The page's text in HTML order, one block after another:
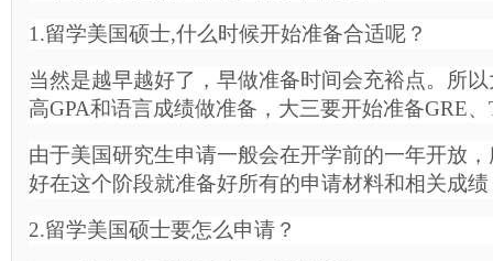
1.留学美国硕士,什么时候开始准备合适呢？
当然是越早越好了，早做准备时间会充裕点。所
高GPA和语言成绩做准备，大三要开始准备GRE
由于美国研究生申请一般会在开学前的一年开放
好在这个阶段就准备好所有的申请材料和相关成
2.留学美国硕士要怎么申请？